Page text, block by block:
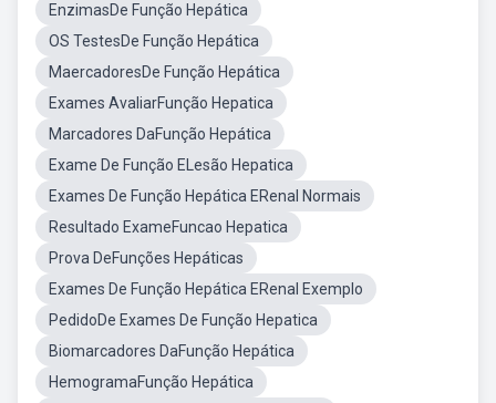
EnzimasDe Função Hepática
OS TestesDe Função Hepática
MaercadoresDe Função Hepática
Exames AvaliarFunção Hepatica
Marcadores DaFunção Hepática
Exame De Função ELesão Hepatica
Exames De Função Hepática ERenal Normais
Resultado ExameFuncao Hepatica
Prova DeFunções Hepáticas
Exames De Função Hepática ERenal Exemplo
PedidoDe Exames De Função Hepatica
Biomarcadores DaFunção Hepática
HemogramaFunção Hepática